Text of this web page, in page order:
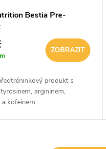
Bestia Pre-
ZOBRAZIT
produkt s
argininem,
kofeinem.